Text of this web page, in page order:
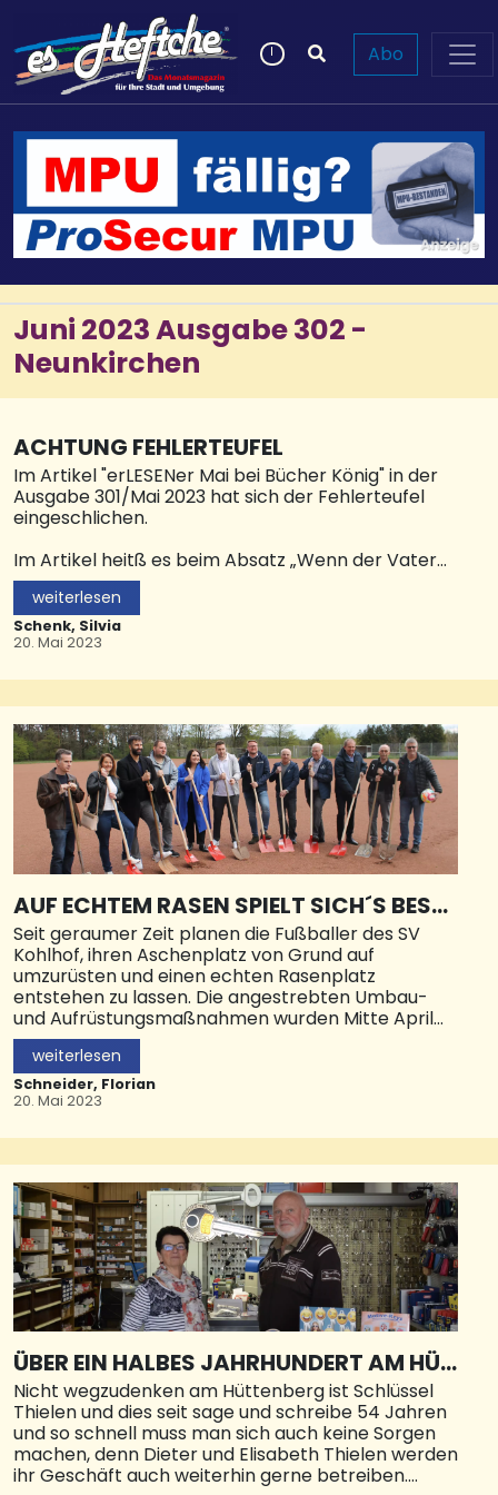
Abo
Juni 2023 Ausgabe 302 -
Neunkirchen
ACHTUNG FEHLERTEUFEL
Im Artikel "erLESENer Mai bei Bücher König" in der
Ausgabe 301/Mai 2023 hat sich der Fehlerteufel
eingeschlichen.
Im Artikel heitß es beim Absatz „Wenn der Vater
mit dem Sohne...“: "Dem gerade 16 Jahre jung
gewordenen Alec Gebhardt wurde im September
2022 als bisher jüngstem Träger der Kulturpreis
der Stadt Neunkirchen verliehen." Das ist so nicht
gewordenen Alec Gebhardt wurde im September
2022 als bisher jüngstem Träger der
Kulturförderpreis des Kulturvereins in Neunkirchen
e. V. verliehen. " Wir bitten den Kulturverein
Neunkirchen e. V. um Entchuldigung. se
weiterlesen
Schenk, Silvia
20. Mai 2023
AUF ECHTEM RASEN SPIELT SICH´S BESSE
R
Seit geraumer Zeit planen die Fußballer des SV
Kohlhof, ihren Aschenplatz von Grund auf
umzurüsten und einen echten Rasenplatz
entstehen zu lassen. Die angestrebten Umbau-
und Aufrüstungsmaßnahmen wurden Mitte April
2023 der Öffentlichkeit präsentiert und mit dem
obligatorischen Spatenstich durchgeführt.
Zum Fußball gehören vielen Dinge – Gute und
auch ein gutes Spielfeld mit spieltauglichem Rasen.
Doch diese Bedingungen sind gerade für
Amateurvereine nicht immer realisier- und
umsetzbar. Nach intensiver Planungs- und
Verhandlungsarbeit ist es dem SV Kohlhof nun
gelungen, mit einer umfangreichen Baumaßname
seinen Fußball-Aschenplatz am Stockfeld deutlich
aufzuwerten und für größere Spiele tauglich zu
machen. Nach langer Planung wurde das
Bauvorhaben Mitte April 2023 im Rahmen einer
Platzbegehung der Öffentlichkeit vorgestellt und
mit dem obligatorischen Spatenstich eingeläutet.
Nach Begrüßung der Gäste aus Stadtverwaltung,
Land
weiterlesen
Schneider, Florian
20. Mai 2023
ÜBER EIN HALBES JAHRHUNDERT AM HÜT
TENBERG
Nicht wegzudenken am Hüttenberg ist Schlüssel
Thielen und dies seit sage und schreibe 54 Jahren
und so schnell muss man sich auch keine Sorgen
machen, denn Dieter und Elisabeth Thielen werden
ihr Geschäft auch weiterhin gerne betreiben.